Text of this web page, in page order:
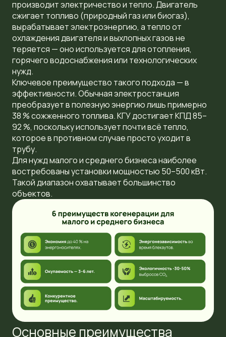
производит электричество и тепло. Двигатель
сжигает топливо (природный газ или биогаз),
вырабатывает электроэнергию, а тепло от
охлаждения двигателя и выхлопных газов не
теряется — оно используется для отопления,
горячего водоснабжения или технологических
нужд.
Ключевое преимущество такого подхода — в
эффективности. Обычная электростанция
преобразует в полезную энергию лишь примерно
38 % сожженного топлива. КГУ достигает КПД 85–
92 %, поскольку использует почти всё тепло,
которое в противном случае просто уходит в
трубу.
Для нужд малого и среднего бизнеса наиболее
востребованы установки мощностью 50–500 кВт.
Такой диапазон охватывает большинство
объектов.
Основные преимущества